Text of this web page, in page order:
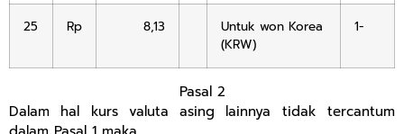
25 Rp 8,13
Untuk won Korea
(KRW)
1-
Pasal 2
Dalam hal kurs valuta asing lainnya tidak tercantum